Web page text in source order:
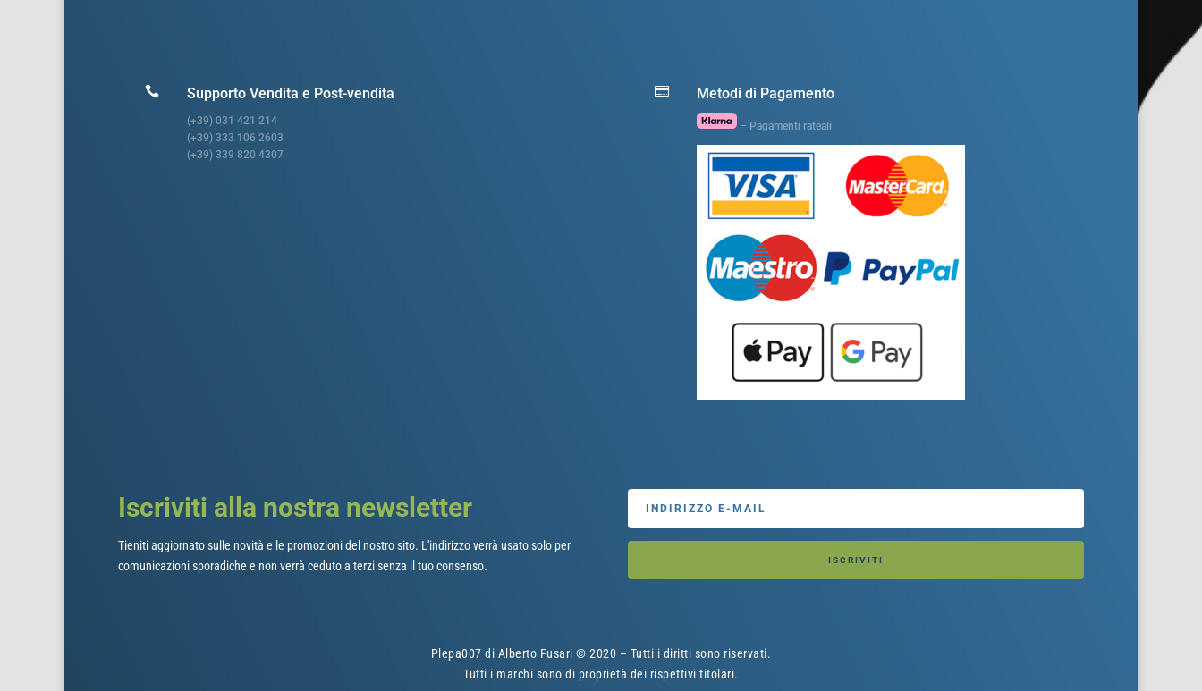
 Supporto Vendita e Post-vendita
(+39) 031 421 214
(+39) 333 106 2603
(+39) 339 820 4307
 Metodi di Pagamento
– Pagamenti rateali
Iscriviti alla nostra newsletter
Tieniti aggiornato sulle novità e le promozioni del nostro sito. L'indirizzo verrà usato solo per
comunicazioni sporadiche e non verrà ceduto a terzi senza il tuo consenso.
ISCRIVITI
Plepa007 di Alberto Fusari © 2020 – Tutti i diritti sono riservati.
Tutti i marchi sono di proprietà dei rispettivi titolari.